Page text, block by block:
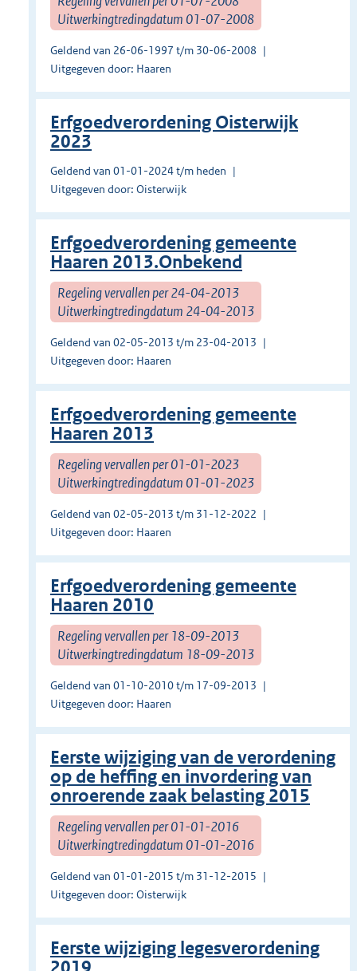
Uitwerkingtredingdatum 01-07-2008
Geldend van 26-06-1997 t/m 30-06-2008
Uitgegeven door: Haaren
Erfgoedverordening Oisterwijk
2023
Geldend van 01-01-2024 t/m heden
Uitgegeven door: Oisterwijk
Erfgoedverordening gemeente
Haaren 2013.Onbekend
Regeling vervallen per 24-04-2013
Uitwerkingtredingdatum 24-04-2013
Geldend van 02-05-2013 t/m 23-04-2013
Uitgegeven door: Haaren
Erfgoedverordening gemeente
Haaren 2013
Regeling vervallen per 01-01-2023
Uitwerkingtredingdatum 01-01-2023
Geldend van 02-05-2013 t/m 31-12-2022
Uitgegeven door: Haaren
Erfgoedverordening gemeente
Haaren 2010
Regeling vervallen per 18-09-2013
Uitwerkingtredingdatum 18-09-2013
Geldend van 01-10-2010 t/m 17-09-2013
Uitgegeven door: Haaren
Eerste wijziging van de verordening
op de heffing en invordering van
onroerende zaak belasting 2015
Regeling vervallen per 01-01-2016
Uitwerkingtredingdatum 01-01-2016
Geldend van 01-01-2015 t/m 31-12-2015
Uitgegeven door: Oisterwijk
Eerste wijziging legesverordening